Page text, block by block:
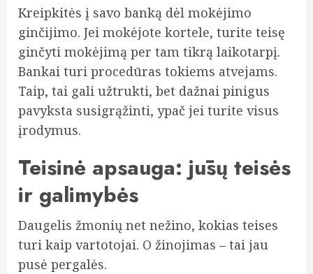
Kreipkitės į savo banką dėl mokėjimo
ginčijimo. Jei mokėjote kortele, turite teisę
ginčyti mokėjimą per tam tikrą laikotarpį.
Bankai turi procedūras tokiems atvejams.
Taip, tai gali užtrukti, bet dažnai pinigus
pavyksta susigrąžinti, ypač jei turite visus
įrodymus.
Teisinė apsauga: jūsų teisės
ir galimybės
Daugelis žmonių net nežino, kokias teises
turi kaip vartotojai. O žinojimas – tai jau
pusė pergalės.